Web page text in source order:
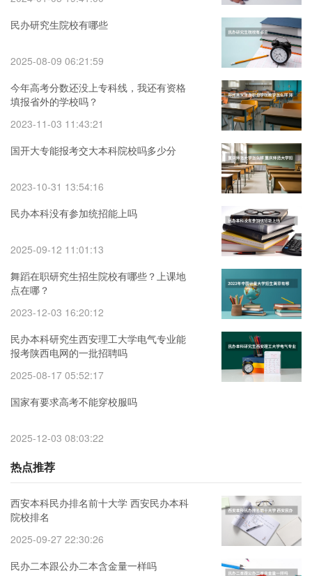
民办研究生院校有哪些
2025-08-09 06:21:59
今年高考分数还没上专科线，我还有资格
填报省外的学校吗？
2023-11-03 11:43:21
国开大专能报考交大本科院校吗多少分
2023-10-31 13:54:16
民办本科没有参加统招能上吗
2025-09-12 11:01:13
舞蹈在职研究生招生院校有哪些？上课地
点在哪？
2023-12-03 16:20:12
民办本科研究生西安理工大学电气专业能
报考陕西电网的一批招聘吗
2025-08-17 05:52:17
国家有要求高考不能穿校服吗
2025-12-03 08:03:22
热点推荐
西安本科民办排名前十大学 西安民办本科
院校排名
2025-09-27 22:30:26
民办二本跟公办二本含金量一样吗